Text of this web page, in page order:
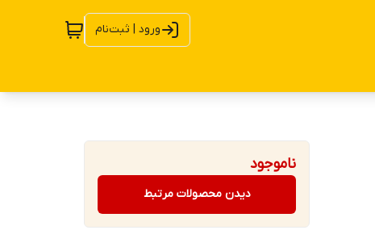
ورود | ثبت‌نام
ناموجود
دیدن محصولات مرتبط